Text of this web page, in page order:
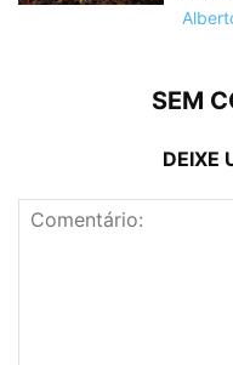
SEM
DEIXE